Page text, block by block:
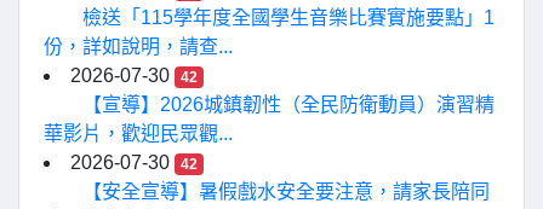
檢送「115學年度全國學生音樂比賽實施要點」1
份，詳如說明，請查...
2026-07-30
42
【宣導】2026城鎮韌性（全民防衛動員）演習精
華影片，歡迎民眾觀...
2026-07-30
42
【安全宣導】暑假戲水安全要注意，請家長陪同